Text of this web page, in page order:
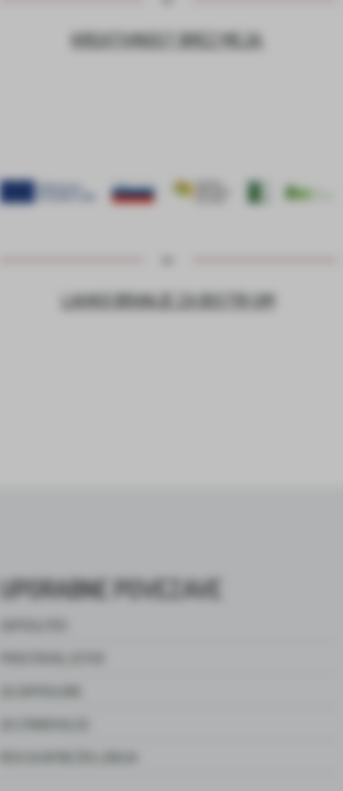
KREATIVNOST BREZ MEJA
LAHKO BRANJE ZA BISTRI UM
UPORABNE POVEZAVE